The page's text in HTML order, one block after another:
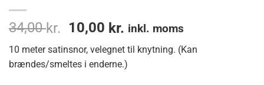
34,00kr. Den
pris
var:
10,00 kr. Den
pris
er:
inkl. moms
10 meter satinsnor, velegnet til knytning. (Kan
brændes/smeltes i enderne.)